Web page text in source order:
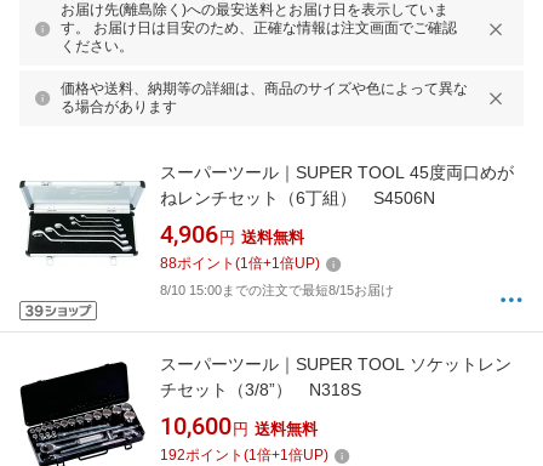
お届け先(離島除く)への最安送料とお届け日を表示していま
す。 お届け日は目安のため、正確な情報は注文画面でご確認
ください。
価格や送料、納期等の詳細は、商品のサイズや色によって異な
る場合があります
スーパーツール｜SUPER TOOL 45度両口めが
ねレンチセット（6丁組） S4506N
4,906 円 送料無料
88ポイント (1倍+1倍UP)
8/10 15:00までの注文で最短8/15お届け
スーパーツール｜SUPER TOOL ソケットレン
チセット（3/8”） N318S
10,600 円 送料無料
192ポイント (1倍+1倍UP)